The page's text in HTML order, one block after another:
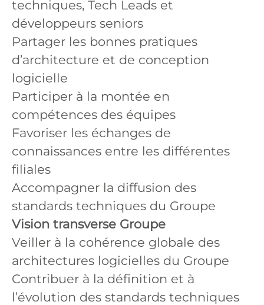
techniques, Tech Leads et
développeurs seniors
Partager les bonnes pratiques
d’architecture et de conception
logicielle
Participer à la montée en
compétences des équipes
Favoriser les échanges de
connaissances entre les différentes
filiales
Accompagner la diffusion des
standards techniques du Groupe
Vision transverse Groupe
Veiller à la cohérence globale des
architectures logicielles du Groupe
Contribuer à la définition et à
l’évolution des standards techniques